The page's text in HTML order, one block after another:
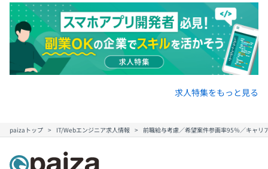
求人特集をもっと見る
paizaトップ IT/Webエンジニア求人情報 前職給与考慮／希望案件参画率95％／キャ